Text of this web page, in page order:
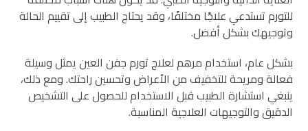
للتورم تستدعي علاجًا مختلفًا، وقد يحتاج الطبيب إلى تقييم الحالة
وتوجيهك بشكل أفضل.
بشكل عام، استخدام مرهم لعلاج تورم جفن العين يمثل وسيلة
فعالة ومريحة للتخفيف من الأعراض وتحسين راحتك. ومع ذلك،
ينبغي استشارة الطبيب قبل الاستخدام للحصول على التشخيص
الدقيق والتوجيهات العلاجية المناسبة.